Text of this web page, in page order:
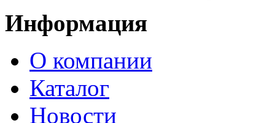
Информация
О компании
Каталог
Новости